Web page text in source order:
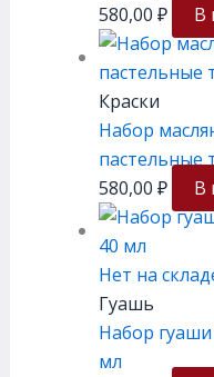
580,00 ₽ В
Краски
Набор
пастельные
580,00 ₽ В
Нет на
Гуашь
Набор
мл